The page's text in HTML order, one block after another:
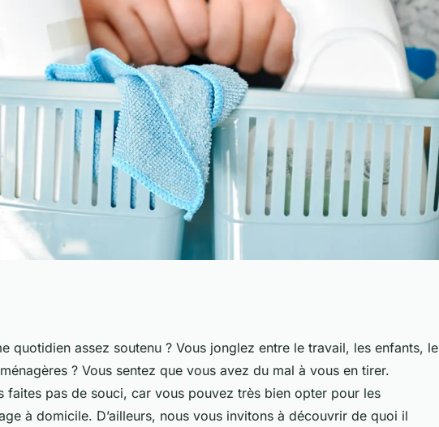
les
à domicile ?
quotidien assez soutenu ? Vous jonglez entre le travail, les enfants, le
? Vous sentez que vous avez du mal à vous en tirer.
faites pas de souci, car vous pouvez très bien opter pour les
à domicile. D’ailleurs, nous vous invitons à découvrir de quoi il